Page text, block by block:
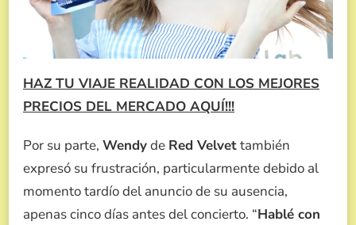
HAZ TU VIAJE REALIDAD CON LOS MEJORES
PRECIOS DEL MERCADO AQUÍ!!!
Por su parte, Wendyde Red Velvettambién
expresó su frustración, particularmente debido al
momento tardío del anuncio de su ausencia,
apenas cinco días antes del concierto. “Hablé con